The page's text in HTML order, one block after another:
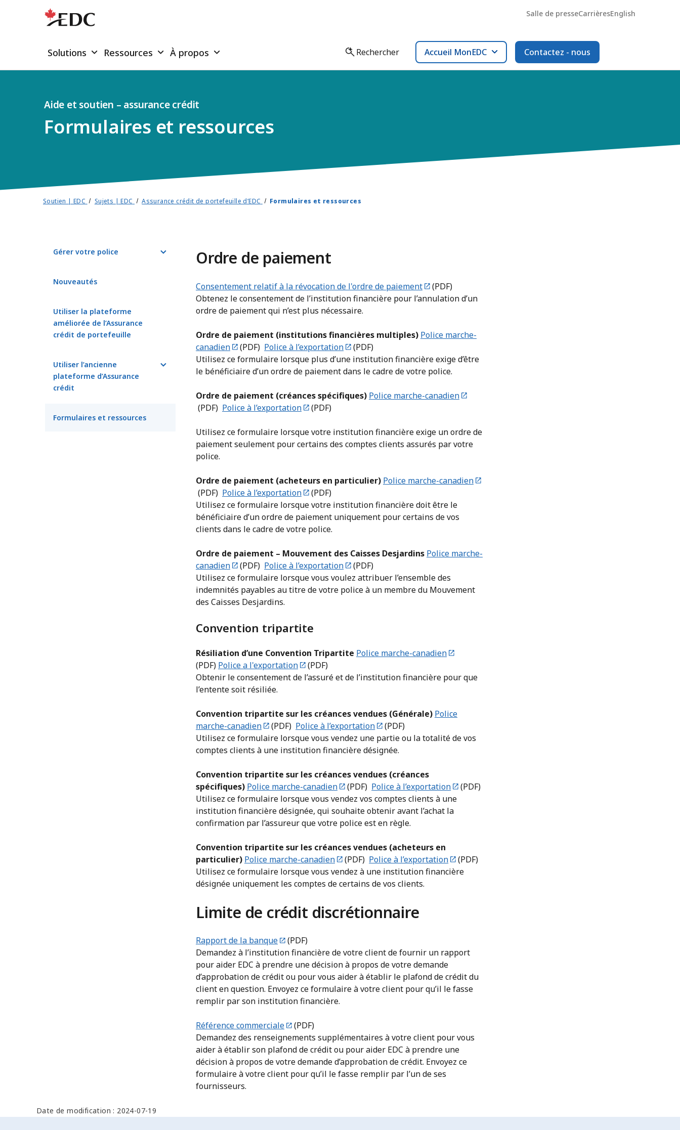
Salle de presseCarrièresEnglish
Solutions Ressources À propos Rechercher Accueil MonEDC Contactez - nous
Formulaires et ressources
Aide et soutien – assurance crédit
Soutien | EDC Sujets | EDC Assurance crédit de portefeuille d’EDC Formulaires et ressources
Gérer votre police
Documents d’assurance
Vérifier que chaque vente
est couverte
crédit
Paiement de la prime et
Nouveautés
Utiliser la plateforme
améliorée de l’Assurance
crédit de portefeuille
Utiliser l’ancienne
plateforme d’Assurance
crédit
S’enregistrer et faire une
Formulaires et ressources
Ordre de paiement
Consentement relatif à la révocation de l'ordre de paiement
(PDF)
Obtenez le consentement de l’institution financière pour l’annulation d’un
ordre de paiement qui n’est plus nécessaire.
Ordre de paiement (institutions financières multiples) Police marche-
canadien
(PDF) Police à l’exportation
(PDF)
Utilisez ce formulaire lorsque plus d’une institution financière exige d’être
le bénéficiaire d’un ordre de paiement dans le cadre de votre police.
Ordre de paiement (créances spécifiques) Police marche-canadien
(PDF) Police à l’exportation (PDF)
Utilisez ce formulaire lorsque votre institution financière exige un ordre de
paiement seulement pour certains des comptes clients assurés par votre
police.
Ordre de paiement (acheteurs en particulier) Police marche-canadien
(PDF) Police à l’exportation
(PDF)
Utilisez ce formulaire lorsque votre institution financière doit être le
bénéficiaire d’un ordre de paiement uniquement pour certains de vos
clients dans le cadre de votre police.
Ordre de paiement – Mouvement des Caisses Desjardins Police marche-
canadien
(PDF) Police à l’exportation
(PDF)
Utilisez ce formulaire lorsque vous voulez attribuer l’ensemble des
indemnités payables au titre de votre police à un membre du Mouvement
des Caisses Desjardins.​
Convention tripartite​
Résiliation d’une Convention Tripartite Police marche-canadien
(PDF) Police a l'exportation
(PDF)
Obtenir le consentement de l’assuré et de l’institution financière pour que
l’entente soit résiliée.
Convention tripartite sur les créances vendues (Générale) Police
marche-canadien
(PDF) Police à l’exportation
(PDF)
Utilisez ce formulaire lorsque vous vendez une partie ou la totalité de vos
comptes clients à une institution financière désignée.
Convention tripartite sur les créances vendues (créances
spécifiques) Police marche-canadien (PDF) Police à l’exportation
(PDF)
Utilisez ce formulaire lorsque vous vendez vos comptes clients à une
institution financière désignée, qui souhaite obtenir avant l’achat la
confirmation par l’assureur que votre police est en règle.
Convention tripartite sur les créances vendues (acheteurs en
particulier) Police marche-canadien (PDF) Police à l’exportation
(PDF)
Utilisez ce formulaire lorsque vous vendez à une institution financière
désignée uniquement les comptes de certains de vos clients.
Limite de crédit discrétionnaire
Rapport de la banque
(PDF)
Demandez à l’institution financière de votre client de fournir un rapport
pour aider EDC à prendre une décision à propos de votre demande
d’approbation de crédit ou pour vous aider à établir le plafond de crédit du
client en question. Envoyez ce formulaire à votre client pour qu’il le fasse
remplir par son institution financière.
Référence commerciale
(PDF)
Demandez des renseignements supplémentaires à votre client pour vous
aider à établir son plafond de crédit ou pour aider EDC à prendre une
décision à propos de votre demande d’approbation de crédit. Envoyez ce
formulaire à votre client pour qu’il le fasse remplir par l’un de ses
fournisseurs.
Date de modification : 2024-07-19